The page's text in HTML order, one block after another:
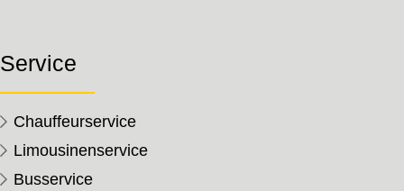
Service
Chauffeurservice
Limousinenservice
Busservice